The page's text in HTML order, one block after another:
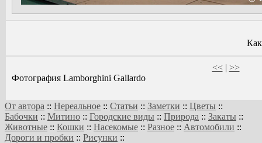
<<| >>
Фотография Lamborghini Gallardo
От автора :: Нереальное :: Статьи :: Заметки :: Цветы ::
Бабочки :: Митино :: Городские виды :: Природа :: Закаты ::
Животные :: Кошки :: Насекомые :: Разное :: Автомобили ::
Дороги и пробки :: Рисунки ::